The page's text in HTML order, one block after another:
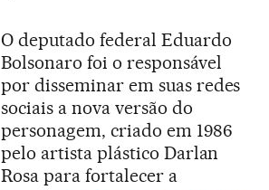
O deputado federal Eduardo
Bolsonaro foi o responsável
por disseminar em suas redes
sociais a nova versão do
personagem, criado em 1986
pelo artista plástico Darlan
Rosa para fortalecer a